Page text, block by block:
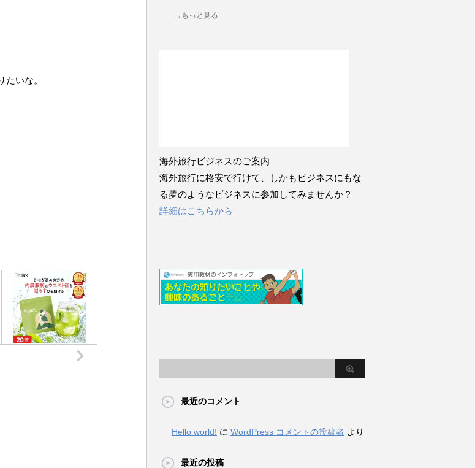
いな。
→もっと見る
海外旅行ビジネスのご案内
海外旅行に格安で行けて、しかもビジネスにもな
る夢のようなビジネスに参加してみませんか？
詳細はこちらから
最近のコメント
Hello world! に WordPress コメントの投稿者 より
最近の投稿